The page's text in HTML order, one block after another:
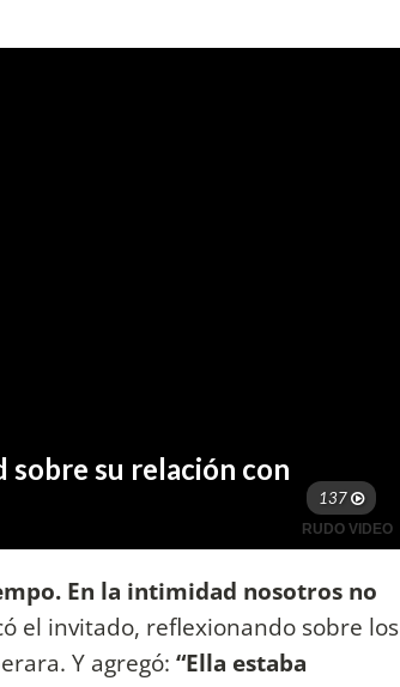
En la intimidad nosotros no
el invitado, reflexionando sobre los
Y agregó: “Ella estaba